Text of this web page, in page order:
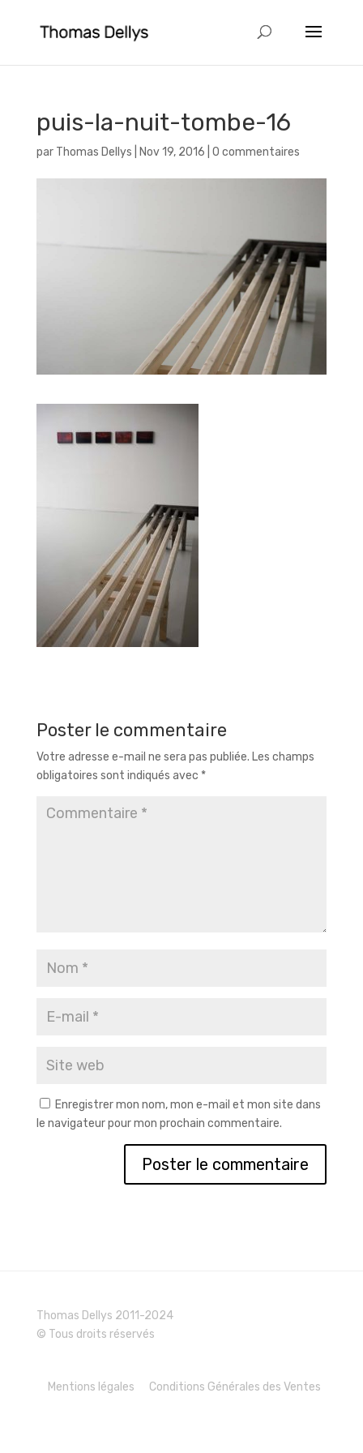
puis-la-nuit-tombe-16
par Thomas Dellys Nov 19, 2016 0 commentaires
Poster le commentaire
Votre adresse e-mail ne sera pas publiée. Les champs
obligatoires sont indiqués avec *
Enregistrer mon nom, mon e-mail et mon site dans
le navigateur pour mon prochain commentaire.
Thomas Dellys 2011-2024
© Tous droits réservés
Mentions légales Conditions Générales des Ventes